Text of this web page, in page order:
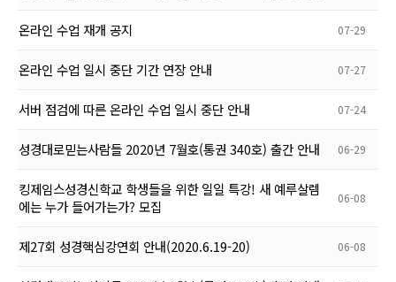
온라인 수업 재개 공지 07-29
온라인 수업 일시 중단 기간 연장 안내 07-27
서버 점검에 따른 온라인 수업 일시 중단 안내 07-24
성경대로믿는사람들 2020년 7월호(통권 340호) 출간 안내 06-29
킹제임스성경신학교 학생들을 위한 일일 특강! 새 예루살렘
에는 누가 들어가는가? 모집
06-08
제27회 성경핵심강연회 안내(2020.6.19-20) 06-08